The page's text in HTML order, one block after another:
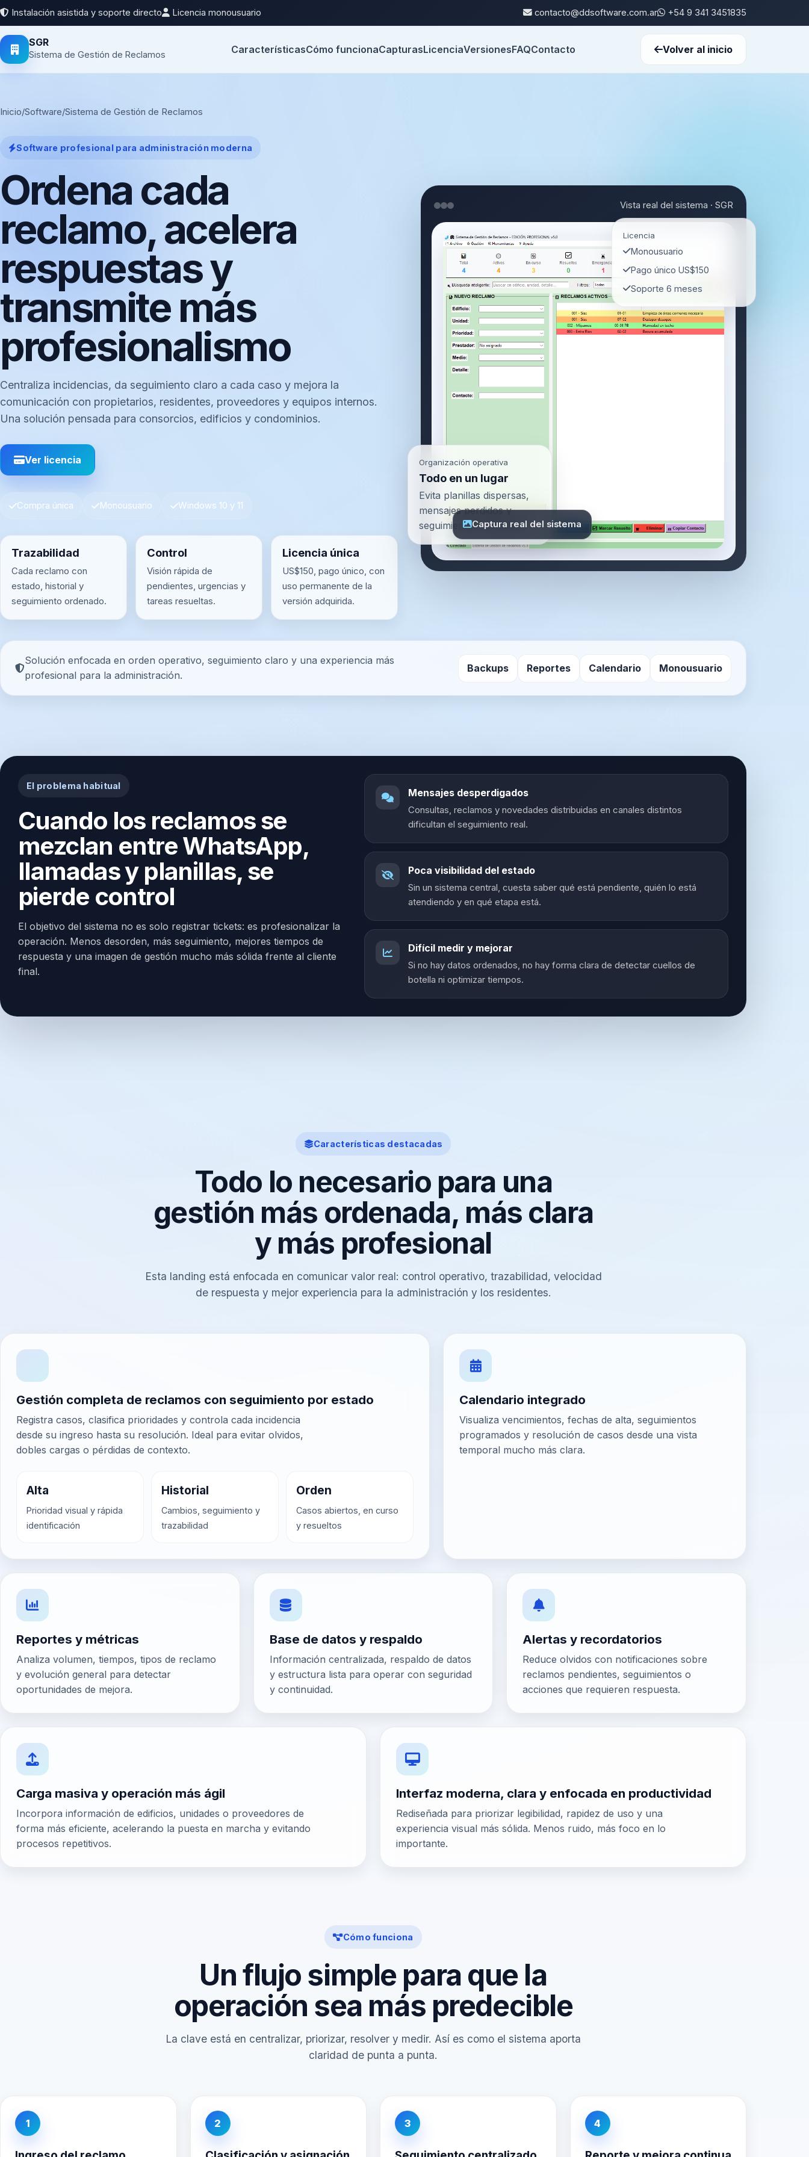
Instalación asistida y soporte directo Licencia monousuario contacto@ddsoftware.com.ar +54 9 341 3451835
SGR
Sistema de Gestión de Reclamos CaracterísticasCómo funcionaCapturasLicenciaVersionesFAQContacto Volver al inicio
Inicio/Software/Sistema de Gestión de Reclamos
Software profesional para administración moderna
Ordena cada
reclamo, acelera
respuestas y
transmite más
profesionalismo
Centraliza incidencias, da seguimiento claro a cada caso y mejora la
comunicación con propietarios, residentes, proveedores y equipos internos.
Una solución pensada para consorcios, edificios y condominios.
Ver licencia
Compra única Monousuario Windows 10 y 11
Trazabilidad
Cada reclamo con
estado, historial y
seguimiento ordenado.
Control
Visión rápida de
pendientes, urgencias y
tareas resueltas.
Licencia única
US$150, pago único, con
uso permanente de la
versión adquirida.
Vista real del sistema · SGR
Captura real del sistema
Organización operativa
Todo en un lugar
Evita planillas dispersas,
mensajes perdidos y
seguimientos manuales.
Licencia
Monousuario
Pago único US$150
Soporte 6 meses
Solución enfocada en orden operativo, seguimiento claro y una experiencia más
profesional para la administración.
Backups Reportes Calendario Monousuario
El problema habitual
Cuando los reclamos se
mezclan entre WhatsApp,
llamadas y planillas, se
pierde control
El objetivo del sistema no es solo registrar tickets: es profesionalizar la
operación. Menos desorden, más seguimiento, mejores tiempos de
respuesta y una imagen de gestión mucho más sólida frente al cliente
final.
Mensajes desperdigados
Consultas, reclamos y novedades distribuidas en canales distintos
dificultan el seguimiento real.
Poca visibilidad del estado
Sin un sistema central, cuesta saber qué está pendiente, quién lo está
atendiendo y en qué etapa está.
Difícil medir y mejorar
Si no hay datos ordenados, no hay forma clara de detectar cuellos de
botella ni optimizar tiempos.
Características destacadas
Todo lo necesario para una
gestión más ordenada, más clara
y más profesional
Esta landing está enfocada en comunicar valor real: control operativo, trazabilidad, velocidad
de respuesta y mejor experiencia para la administración y los residentes.
Gestión completa de reclamos con seguimiento por estado
Registra casos, clasifica prioridades y controla cada incidencia
desde su ingreso hasta su resolución. Ideal para evitar olvidos,
dobles cargas o pérdidas de contexto.
Alta
Prioridad visual y rápida
identificación
Historial
Cambios, seguimiento y
trazabilidad
Orden
Casos abiertos, en curso
y resueltos
Calendario integrado
Visualiza vencimientos, fechas de alta, seguimientos
programados y resolución de casos desde una vista
temporal mucho más clara.
Reportes y métricas
Analiza volumen, tiempos, tipos de reclamo
y evolución general para detectar
oportunidades de mejora.
Base de datos y respaldo
Información centralizada, respaldo de datos
y estructura lista para operar con seguridad
y continuidad.
Alertas y recordatorios
Reduce olvidos con notificaciones sobre
reclamos pendientes, seguimientos o
acciones que requieren respuesta.
Carga masiva y operación más ágil
Incorpora información de edificios, unidades o proveedores de
forma más eficiente, acelerando la puesta en marcha y evitando
procesos repetitivos.
Interfaz moderna, clara y enfocada en productividad
Rediseñada para priorizar legibilidad, rapidez de uso y una
experiencia visual más sólida. Menos ruido, más foco en lo
importante.
Cómo funciona
Un flujo simple para que la
operación sea más predecible
La clave está en centralizar, priorizar, resolver y medir. Así es como el sistema aporta
claridad de punta a punta.
1 2 3 4